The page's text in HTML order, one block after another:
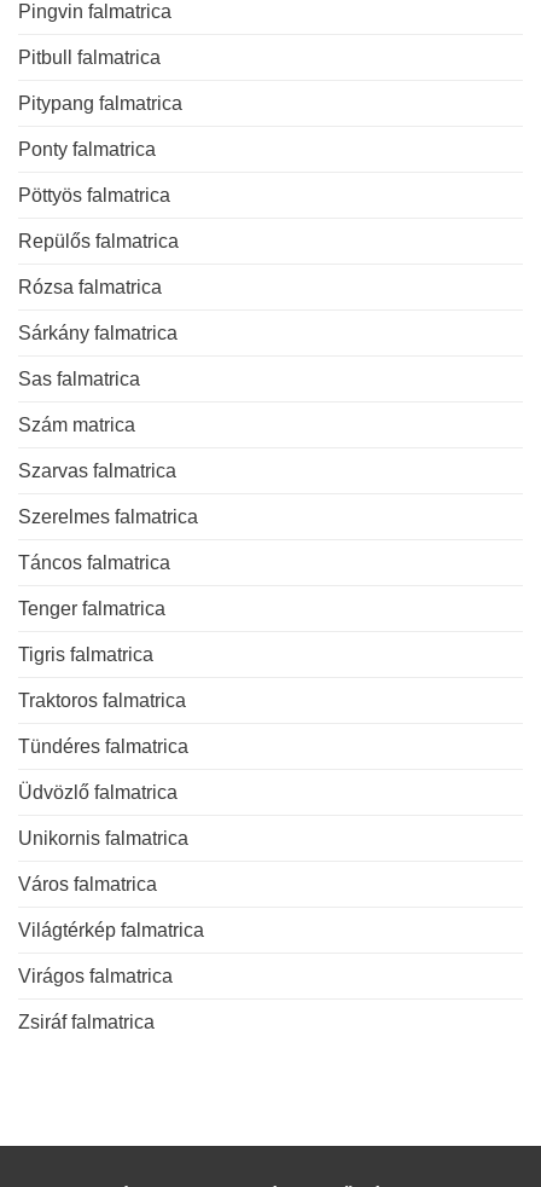
Pingvin falmatrica
Pitbull falmatrica
Pitypang falmatrica
Ponty falmatrica
Pöttyös falmatrica
Repülős falmatrica
Rózsa falmatrica
Sárkány falmatrica
Sas falmatrica
Szám matrica
Szarvas falmatrica
Szerelmes falmatrica
Táncos falmatrica
Tenger falmatrica
Tigris falmatrica
Traktoros falmatrica
Tündéres falmatrica
Üdvözlő falmatrica
Unikornis falmatrica
Város falmatrica
Világtérkép falmatrica
Virágos falmatrica
Zsiráf falmatrica